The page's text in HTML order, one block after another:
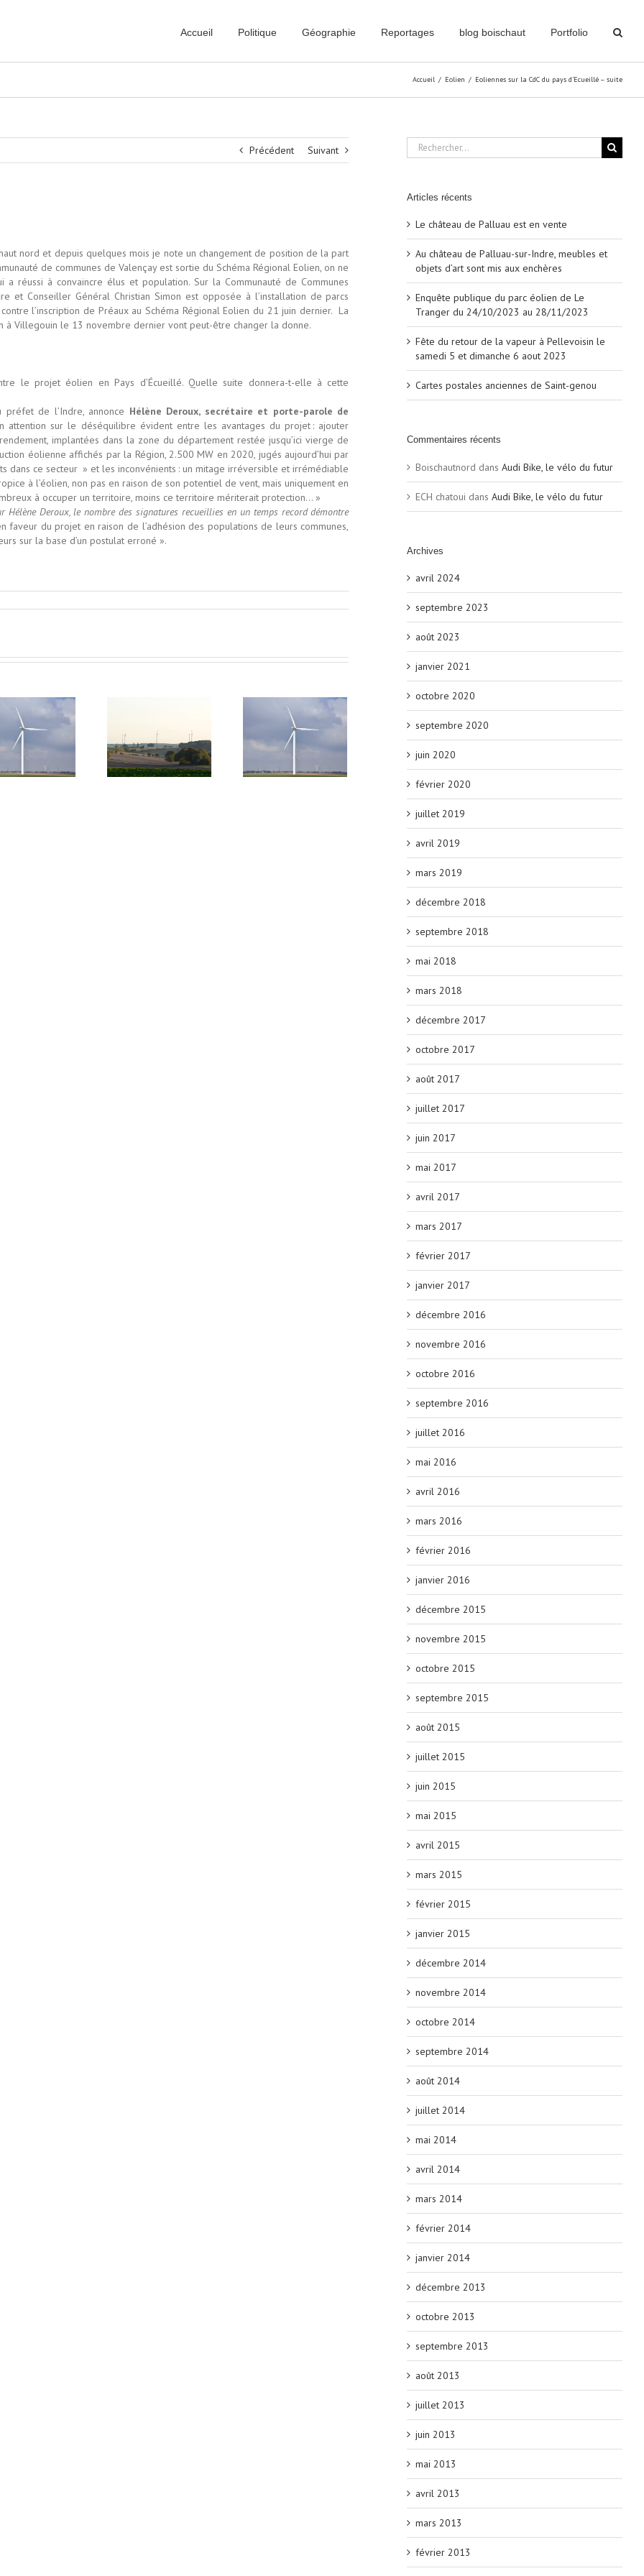
Accueil Politique Géographie Reportages blog boischaut Portfolio
Accueil / Eolien / Eoliennes sur la CdC du pays d’Ecueillé – suite
Précédent Suivant
nord et depuis quelques mois je note un changement de position de la part
de communes de Valençay est sortie du Schéma Régional Eolien, on ne
a réussi à convaincre élus et population. Sur la Communauté de Communes
et Conseiller Général Christian Simon est opposée à l’installation de parcs
l’inscription de Préaux au Schéma Régional Eolien du 21 juin dernier. La
à Villegouin le 13 novembre dernier vont peut-être changer la donne.
le projet éolien en Pays d’Écueillé. Quelle suite donnera-t-elle à cette
de l’Indre, annonce Hélène Deroux, secrétaire et porte-parole de
attention sur le déséquilibre évident entre les avantages du projet : ajouter
implantées dans la zone du département restée jusqu’ici vierge de
éolienne affichés par la Région, 2.500 MW en 2020, jugés aujourd’hui par
dans ce secteur » et les inconvénients : un mitage irréversible et irrémédiable
à l’éolien, non pas en raison de son potentiel de vent, mais uniquement en
à occuper un territoire, moins ce territoire mériterait protection… »
Hélène Deroux, le nombre des signatures recueillies en un temps record démontre
faveur du projet en raison de l’adhésion des populations de leurs communes,
sur la base d’un postulat erroné ».
Levroux le
nouveau maire
refuse l’installation
d’éoliennes
Débat judiciaire
autour du parc
éolien de Baudres
Rechercher:
Articles récents
Le château de Palluau est en vente
Au château de Palluau-sur-Indre, meubles et
objets d’art sont mis aux enchères
Enquête publique du parc éolien de Le
Tranger du 24/10/2023 au 28/11/2023
Fête du retour de la vapeur à Pellevoisin le
samedi 5 et dimanche 6 aout 2023
Cartes postales anciennes de Saint-genou
Commentaires récents
Boischautnord dans Audi Bike, le vélo du futur
ECH chatoui dans Audi Bike, le vélo du futur
Archives
avril 2024
septembre 2023
août 2023
janvier 2021
octobre 2020
septembre 2020
juin 2020
février 2020
juillet 2019
avril 2019
mars 2019
décembre 2018
septembre 2018
mai 2018
mars 2018
décembre 2017
octobre 2017
août 2017
juillet 2017
juin 2017
mai 2017
avril 2017
mars 2017
février 2017
janvier 2017
décembre 2016
novembre 2016
octobre 2016
septembre 2016
juillet 2016
mai 2016
avril 2016
mars 2016
février 2016
janvier 2016
décembre 2015
novembre 2015
octobre 2015
septembre 2015
août 2015
juillet 2015
juin 2015
mai 2015
avril 2015
mars 2015
février 2015
janvier 2015
décembre 2014
novembre 2014
octobre 2014
septembre 2014
août 2014
juillet 2014
mai 2014
avril 2014
mars 2014
février 2014
janvier 2014
décembre 2013
octobre 2013
septembre 2013
août 2013
juillet 2013
juin 2013
mai 2013
avril 2013
mars 2013
février 2013